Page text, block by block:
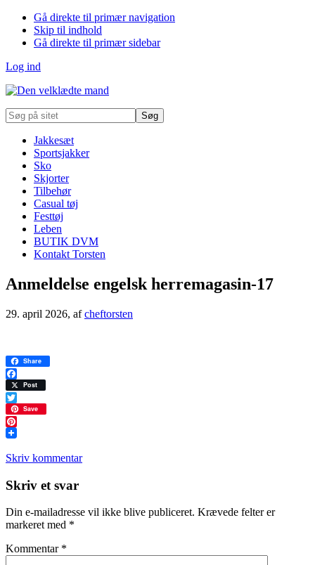
Gå direkte til primær navigation
Skip til indhold
Gå direkte til primær sidebar
Log ind
Søg
på
Jakkesæt
Sportsjakker
Sko
Skjorter
Tilbehør
Casual tøj
Festtøj
Leben
BUTIK DVM
Kontakt Torsten
Anmeldelse engelsk herremagasin-17
29. april 2026, afcheftorsten
Share
Facebook
Post
Twitter
Save
Pinterest
Skriv kommentar
Læserinteraktioner
Skriv et svar
Din e-mailadresse vil ikke blive publiceret. Krævede felter er
markeret med *
Kommentar *